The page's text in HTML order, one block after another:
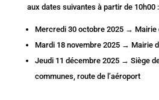
aux dates suivantes à partir de 10h00 :
Mercredi 30 octobre 2025 → Mairie
Mardi 18 novembre 2025 → Mairie
Jeudi 11 décembre 2025 → Siège
communes, route de l’aéroport